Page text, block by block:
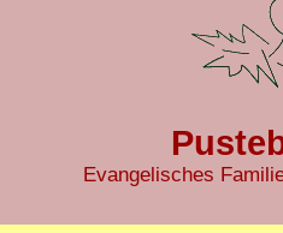
Evangelisches